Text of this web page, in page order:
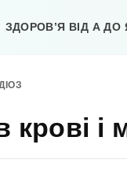
ЗДОРОВ’Я ВІД А ДО
крові і